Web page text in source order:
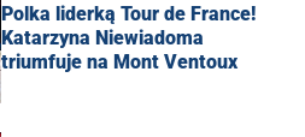
Polka liderką Tour de France!
Katarzyna Niewiadoma
triumfuje na Mont Ventoux